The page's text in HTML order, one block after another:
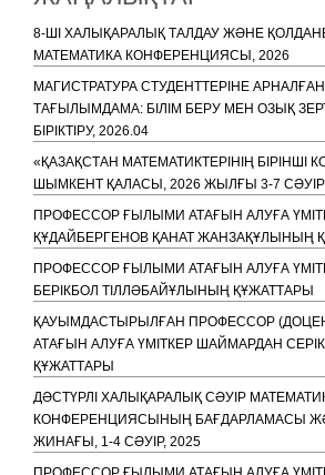
8-ШІ ХАЛЫҚАРАЛЫҚ ТАЛДАУ ЖӘНЕ
МАТЕМАТИКА КОНФЕРЕНЦИЯСЫ, 2026
МАГИСТРАТУРА СТУДЕНТТЕРІНЕ
ТАҒЫЛЫМДАМА: БІЛІМ БЕРУ МЕН ОЗЫҚ
БІРІКТІРУ, 2026.04
«ҚАЗАҚСТАН МАТЕМАТИКТЕРІНІҢ БІРІНШІ
ШЫМКЕНТ ҚАЛАСЫ, 2026 ЖЫЛҒЫ 3-7 СӘУІР
ПРОФЕССОР ҒЫЛЫМИ АТАҒЫН АЛУҒА
ҚҰДАЙБЕРГЕНОВ ҚАНАТ ЖАНЗАҚҰЛЫНЫҢ
ПРОФЕССОР ҒЫЛЫМИ АТАҒЫН АЛУҒА
БЕРІКБОЛ ТІЛЛӘБАЙҰЛЫНЫҢ ҚҰЖАТТАРЫ
ҚАУЫМДАСТЫРЫЛҒАН ПРОФЕССОР
АТАҒЫН АЛУҒА ҮМІТКЕР ШАЙМАРДАН
ҚҰЖАТТАРЫ
ДӘСТҮРЛІ ХАЛЫҚАРАЛЫҚ СӘУІР
КОНФЕРЕНЦИЯСЫНЫҢ БАҒДАРЛАМАСЫ
ЖИНАҒЫ, 1-4 СӘУІР, 2025